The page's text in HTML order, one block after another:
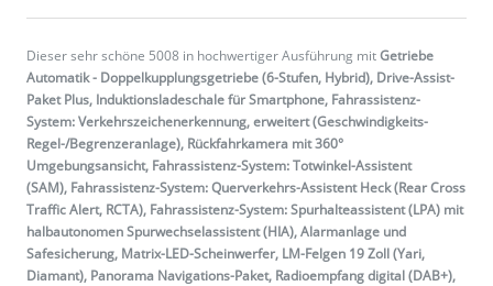
Dieser sehr schöne 5008 in hochwertiger Ausführung mitGetriebe
Automatik - Doppelkupplungsgetriebe (6-Stufen, Hybrid), Drive-Assist-
Paket Plus, Induktionsladeschale für Smartphone, Fahrassistenz-
System: Verkehrszeichenerkennung, erweitert (Geschwindigkeits-
Regel-/Begrenzeranlage), Rückfahrkamera mit 360°
Umgebungsansicht, Fahrassistenz-System: Totwinkel-Assistent
(SAM), Fahrassistenz-System: Querverkehrs-Assistent Heck (Rear Cross
Traffic Alert, RCTA), Fahrassistenz-System: Spurhalteassistent (LPA) mit
halbautonomen Spurwechselassistent (HIA), Alarmanlage und
Safesicherung, Matrix-LED-Scheinwerfer, LM-Felgen 19 Zoll (Yari,
Diamant), Panorama Navigations-Paket, Radioempfang digital (DAB+),